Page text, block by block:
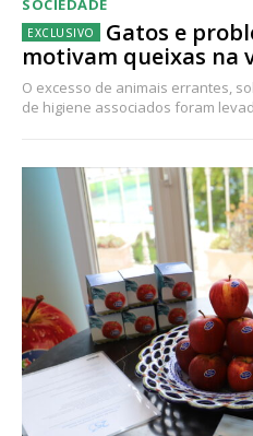
SOCIEDADE
Gatos e
motivam queixas na
O excesso de animais errantes,
de higiene associados foram